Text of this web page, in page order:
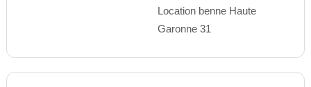
Location benne Haute
Garonne 31